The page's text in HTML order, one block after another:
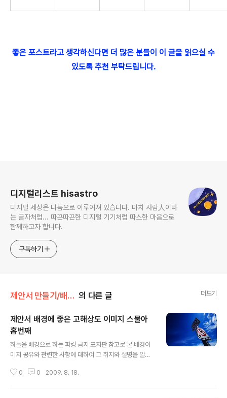
좋은 포스트라고 생각하신다면 더 많은 분들이 이 글을 읽으실 수
있도록 추천 부탁드립니다.
디지털리스트 hisastro
디지털 세상은 나눔으로 이루어져 있습니다. 마치 사람人이라
는 글자처럼... 따끈따끈한 디지털 기기처럼 따스한 마음으로
함께하고자 합니다.
구독하기
제안서 만들기/배경모음 의 다른 글 더보기
제안서 배경에 좋은 고해상도 이미지 스물아
홉번째
하늘을 배경으로 하는 파킹 금지 표지판 참고로 본 배경이
미지 공유와 관련한 사항에 대하여 그 취지와 설명을 알려
안서와 관련한 포스팅을 주제로 설정하고 블로그에 글을
0 0 2009. 8. 18.